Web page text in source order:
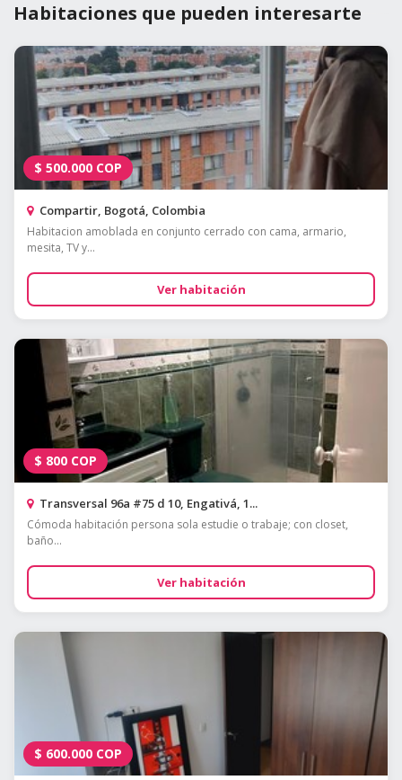
Habitaciones que pueden interesarte
$ 500.000 COP
Compartir, Bogotá, Colombia
Habitacion amoblada en conjunto cerrado con cama, armario,
mesita, TV y...
Ver habitación
$ 800 COP
Transversal 96a #75 d 10, Engativá, 1...
Cómoda habitación persona sola estudie o trabaje; con closet,
baño...
Ver habitación
$ 600.000 COP